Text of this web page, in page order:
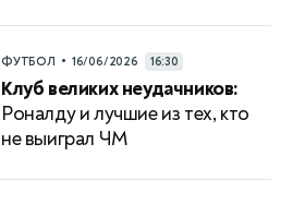
ФУТБОЛ • 16/06/2026 16:30
Клуб великих неудачников:
Роналду и лучшие из тех, кто
не выиграл ЧМ